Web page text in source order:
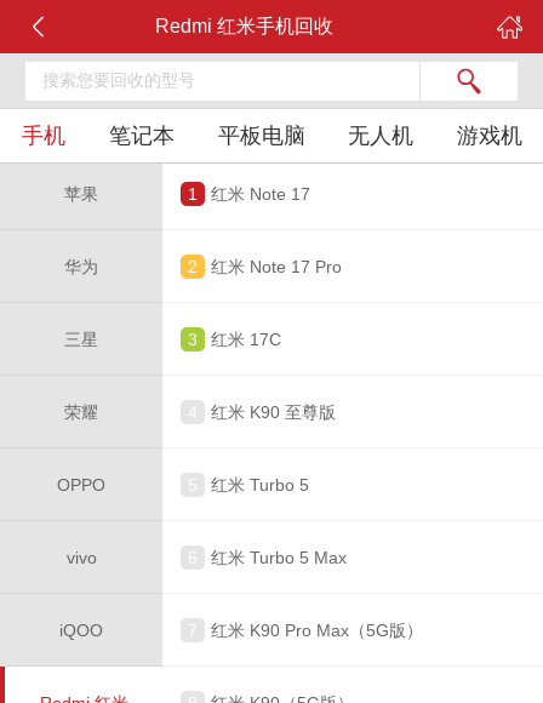
Redmi 红米手机回收
手机 笔记本 平板电脑 无人机 游戏机
苹果
华为
三星
荣耀
OPPO
vivo
iQOO
1 红米 Note 17
2 红米 Note 17 Pro
3 红米 17C
4 红米 K90 至尊版
5 红米 Turbo 5
6 红米 Turbo 5 Max
7 红米 K90 Pro Max（5G版）